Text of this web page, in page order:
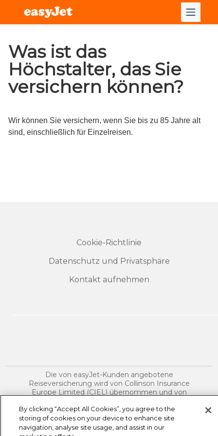
Was ist das
Höchstalter, das Sie
versichern können?
Wir können Sie versichern, wenn Sie bis zu 85 Jahre alt
sind, einschließlich für Einzelreisen.
Cookie-Richtlinie
Datenschutz und Privatsphäre
Kontakt aufnehmen
Die von easyJet-Kunden angebotene
Reiseversicherung wird von Collinson Insurance
Europe Limited (CIEL) übernommen und von
ist ein eingetragener gebundener
Versicherungsvermittler gemäß dem Insurance
Distribution Act CAP 487 der Gesetze von Malta für
By clicking “Accept All Cookies”, you agree to the
storing of cookies on your device to enhance site
navigation, analyse site usage, and assist in our